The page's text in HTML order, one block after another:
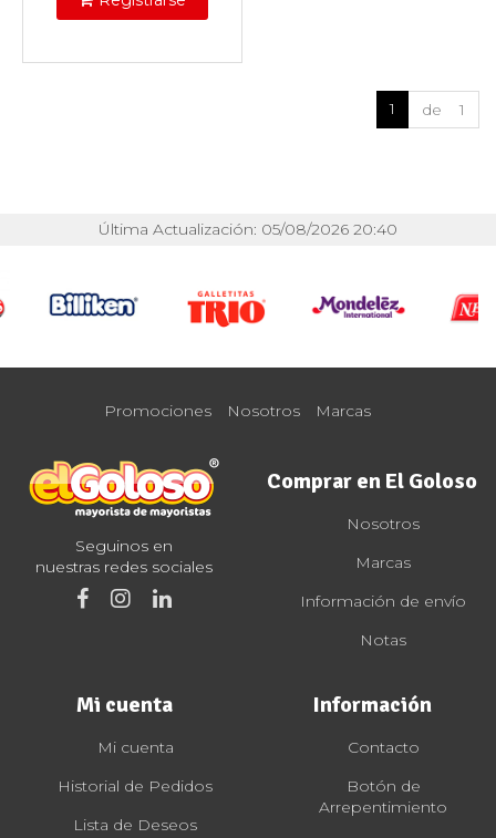
1 de 1
Última Actualización: 05/08/2026 20:40
Promociones Nosotros Marcas
Seguinos en
nuestras redes sociales
Comprar en El Goloso
Nosotros
Marcas
Información de envío
Notas
Mi cuenta
Mi cuenta
Historial de Pedidos
Lista de Deseos
Información
Contacto
Botón de
Arrepentimiento